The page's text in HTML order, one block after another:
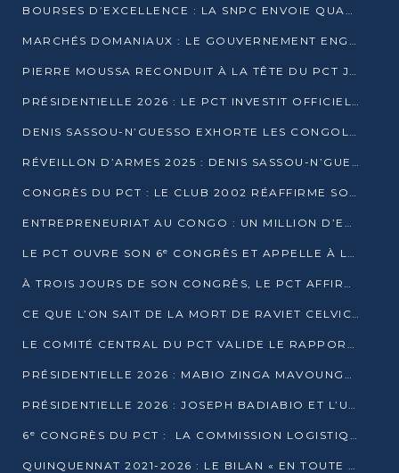
BOURSES D’EXCELLENCE : LA SNPC ENVOIE QUATRE NOUVEAUX TALENTS CONGOLAIS SE FORMER À BAKOU
MARCHÉS DOMANIAUX : LE GOUVERNEMENT ENGAGE LA STRUCTURATION DES TAXES D’ASSAINISSEMENT
PIERRE MOUSSA RECONDUIT À LA TÊTE DU PCT JUSQU’EN 2031
PRÉSIDENTIELLE 2026 : LE PCT INVESTIT OFFICIELLEMENT DENIS SASSOU NGUESSO
DENIS SASSOU-N’GUESSO EXHORTE LES CONGOLAIS À L’UNITÉ ET AU FAIR-PLAY DÉMOCRATIQUE EN 2026
RÉVEILLON D’ARMES 2025 : DENIS SASSOU-N’GUESSO GARANTIT DES ÉLECTIONS 2026 PAISIBLES ET SÉCURISÉES
CONGRÈS DU PCT : LE CLUB 2002 RÉAFFIRME SON SOUTIEN À DENIS SASSOU-N’GUESSO POUR 2026
ENTREPRENEURIAT AU CONGO : UN MILLION D’EUROS POUR FINANCER LES STARTUPS DÈS 2026
LE PCT OUVRE SON 6ᵉ CONGRÈS ET APPELLE À LA CANDIDATURE DE DENIS SASSOU NGUESSO
À TROIS JOURS DE SON CONGRÈS, LE PCT AFFIRME AVOIR ATTEINT TOUS SES OBJECTIFS
CE QUE L’ON SAIT DE LA MORT DE RAVIET CELVIC N’TSIANTSIE
LE COMITÉ CENTRAL DU PCT VALIDE LE RAPPORT DU CONGRÈS ET SOUTIENT DENIS SASSOU N’GUESSO
PRÉSIDENTIELLE 2026 : MABIO ZINGA MAVOUNGOU DÉCLARE SA CANDIDATURE ET CHARGE LE BILAN DU PCT
PRÉSIDENTIELLE 2026 : JOSEPH BADIABIO ET L’UDH-YUKI JOUENT LA PRUDENCE
6ᵉ CONGRÈS DU PCT : LA COMMISSION LOGISTIQUE ASSURE LA DISTRIBUTION DES KITS
QUINQUENNAT 2021-2026 : LE BILAN « EN TOUTE TRANSPARENCE » PRÉSENTÉ À LA PRESSE